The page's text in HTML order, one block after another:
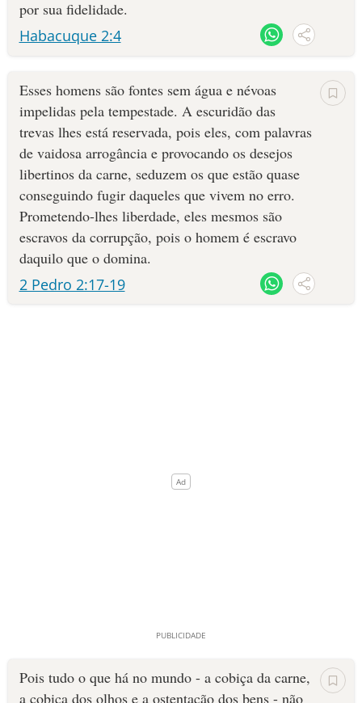
por sua fidelidade.
Habacuque 2:4
Esses homens são fontes sem água e névoas
impelidas pela tempestade. A escuridão das
trevas lhes está reservada, pois eles, com palavras
de vaidosa arrogância e provocando os desejos
libertinos da carne, seduzem os que estão quase
conseguindo fugir daqueles que vivem no erro.
Prometendo-lhes liberdade, eles mesmos são
escravos da corrupção, pois o homem é escravo
daquilo que o domina.
2 Pedro 2:17-19
Pois tudo o que há no mundo - a cobiça da carne,
a cobiça dos olhos e a ostentação dos bens - não